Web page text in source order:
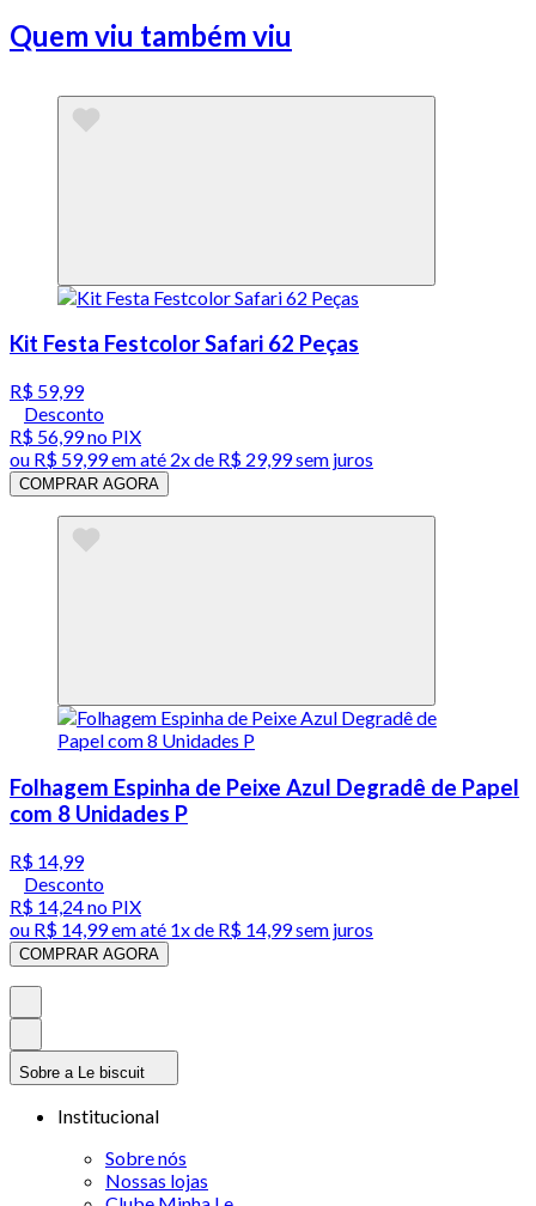
Quem viu também viu
Kit Festa Festcolor Safari 62 Peças
R$ 59,99
Desconto
R$ 56,99no PIX
ou R$ 59,99em até 2x de R$ 29,99 sem juros
COMPRAR AGORA
Folhagem Espinha de Peixe Azul Degradê de Papel
com 8 Unidades P
R$ 14,99
Desconto
R$ 14,24no PIX
ou R$ 14,99em até 1x de R$ 14,99sem juros
COMPRAR AGORA
Sobre a Le biscuit
Institucional
Sobre nós
Nossas lojas